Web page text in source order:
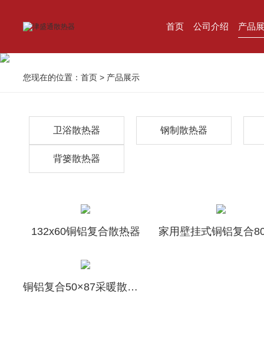
首页 公司介绍 产品
您现在的位置：首页 > 产品展示
卫浴散热器 钢制散热器
背篓散热器
132x60铜铝复合散热器
铜铝复合50×87采暖散热器供应